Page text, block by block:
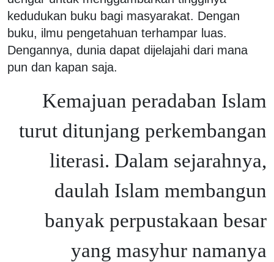
kedudukan buku bagi masyarakat. Dengan
buku, ilmu pengetahuan terhampar luas.
Dengannya, dunia dapat dijelajahi dari mana
pun dan kapan saja.
Kemajuan peradaban Islam
turut ditunjang perkembangan
literasi. Dalam sejarahnya,
daulah Islam membangun
banyak perpustakaan besar
yang masyhur namanya